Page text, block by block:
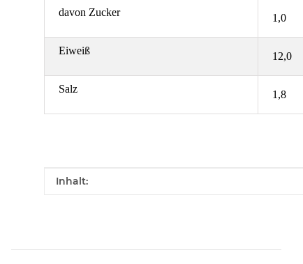
davon Zucker 1,0
Eiweiß 12,0
Salz 1,8
Produkteigenschaft
Wert
Inhalt: